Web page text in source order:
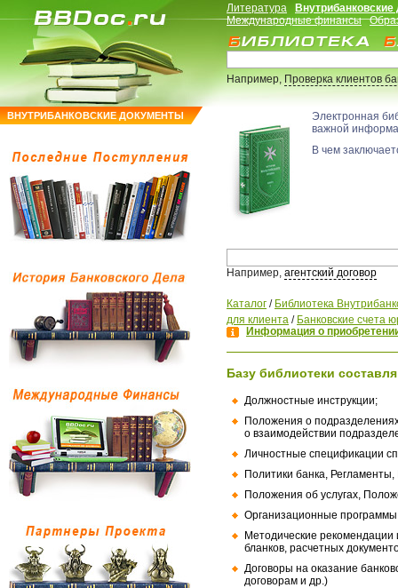
ВНУТРИБАНКОВСКИЕ ДОКУМЕНТЫ
Литература
Международные финансы
Например,Проверка клиентов
Электронная
важной
В чем
Например, агентский договор
Каталог / Библиотека
для клиента / Банковские счета
Информация о
Базу библиотеки
Должностные инструкции;
Положения о
о взаимодействии
Личностные спецификации
Политики банка,
Положения об услугах,
Организационные
Методические
бланков, расчетных
Договоры на оказание
договорам и др.)